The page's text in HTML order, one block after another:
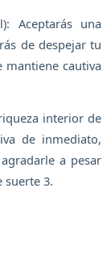
Aceptarás una
de despejar tu
mantiene cautiva
interior de
de inmediato,
a pesar
suerte 3.